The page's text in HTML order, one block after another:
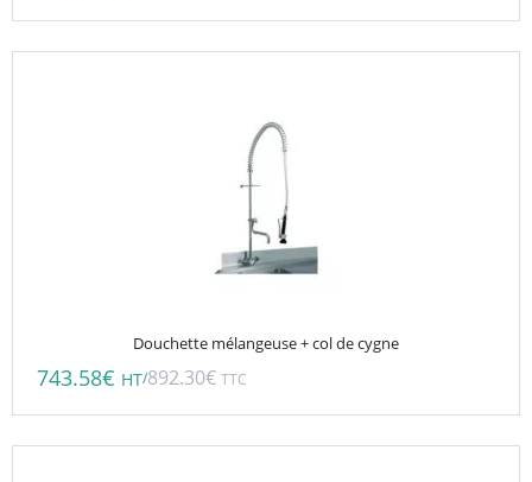
Douchette mélangeuse + col de cygne
743.58€ HT/892.30€ TTC